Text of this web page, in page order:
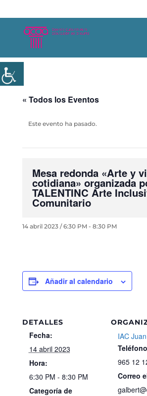
« Todos los Eventos
Este evento ha pasado.
Mesa redonda «Arte y
cotidiana» organizada
TALENTINC Arte
Comunitario
14 abril 2023 / 6:30 PM- 8:30 PM
Añadir al calendario
DETALLES
Fecha:
14 abril 2023
Hora:
6:30 PM - 8:30 PM
Categoría de
IAC
Teléfono
965 12
Correo